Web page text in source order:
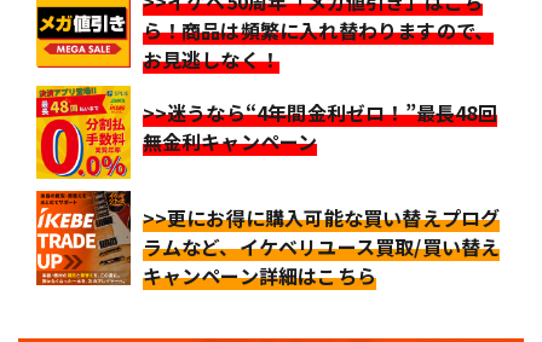
ら！商品は頻繁に入れ替わりますので、
お見逃しなく！
>>迷うなら“4年間金利ゼロ！”最長48回
無金利キャンペーン
>>更にお得に購入可能な買い替えプログ
ラムなど、イケベリユース買取/買い替え
キャンペーン詳細はこちら